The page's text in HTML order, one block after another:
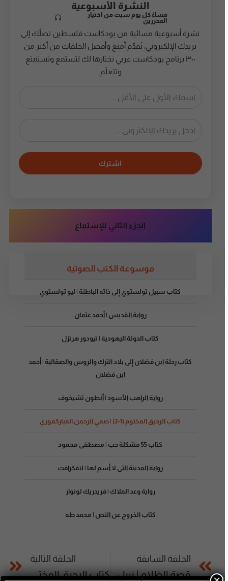
النشرة الأسبوعية
مساءً كل يوم سبت من اختيار
المحررين
نشرة أسبوعية مسائية من بودكاست فلسطين تصلُك إلى
بريدك الإلكتروني، تُقدِّم أمتع وأفضل الحلقات من أكثر من
٣٠٠ برنامج بودكاست عربي نختارها لك لتستمع وتستمتع
وتتعلّم.
اشترك
الجزء الثاني للإستماع
موسوعة الكتب الصوتية
كتاب سبيل تولستوي إلى ذاته الباطنة | ليو تولستوي
رواية القديس | أحمد عثمان
كتاب الدولة اليهودية | تيودور هرتزل
كتاب رحلة ابن فضلان إلى بلاد الترك والروس والصقالبة | أحمد
ابن فضلان
رواية الراهب الأسود | أنطون تشيخوف
كتاب الرحيق المختوم (1-2) | صفي الرحمن المباركفوري
كتاب 55 مشكلة حب | مصطفى محمود
رواية المدينة التى لا أسم لها | لافكرافت
رواية وعد الملاك | فريدريك لونوار
كتاب الخروج عن النص | محمد طه
الحلقة السابقة
قصة الظلام | نبيل فاروق
الحلقة التالية
كتاب الرحيق المختوم (2-2) | صفي الرحمن المباركفوري